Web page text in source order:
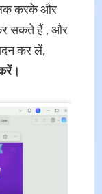
करके और
सकते हैं , और
कर लें,